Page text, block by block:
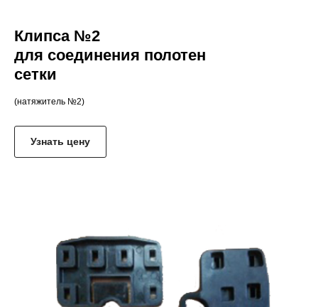
Клипса №2
для соединения полотен
сетки
(натяжитель №2)
Узнать цену